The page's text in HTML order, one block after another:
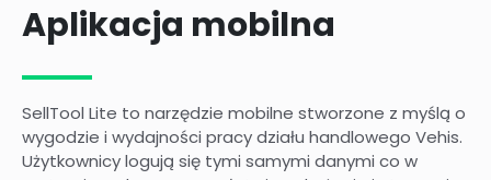
Aplikacja mobilna
SellTool Lite to narzędzie mobilne stworzone z myślą o
wygodzie i wydajności pracy działu handlowego Vehis.
Użytkownicy logują się tymi samymi danymi co w